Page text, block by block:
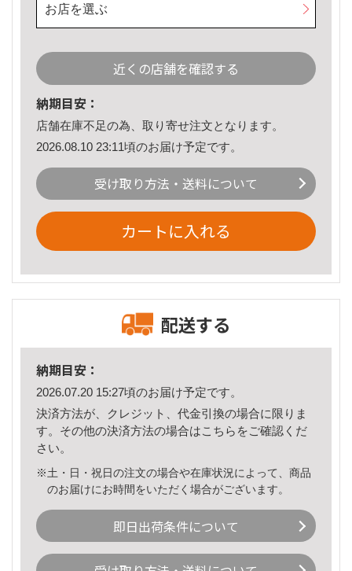
お店を選ぶ
近くの店舗を確認する
納期目安：
店舗在庫不足の為、取り寄せ注文となります。
2026.08.10 23:11頃のお届け予定です。
受け取り方法・送料について
カートに入れる
配送する
納期目安：
2026.07.20 15:27頃のお届け予定です。
決済方法が、クレジット、代金引換の場合に限りま
す。その他の決済方法の場合はこちら をご確認くだ
さい。
※土・日・祝日の注文の場合や在庫状況によって、商品
のお届けにお時間をいただく場合がございます。
即日出荷条件について